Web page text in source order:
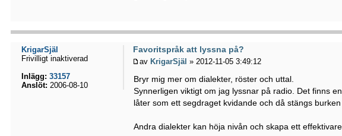
Favoritspråk att lyssna på?
avKrigarSjäl » 2012-11-05 3:49:12
Bryr mig mer om dialekter, röster och uttal.
Synnerligen viktigt om jag lyssnar på radio. Det finns
låter som ett segdraget kvidande och då stängs burken
Andra dialekter kan höja nivån och skapa ett
KrigarSjäl
Frivilligt inaktiverad
Inlägg: 33157
Anslöt: 2006-08-10